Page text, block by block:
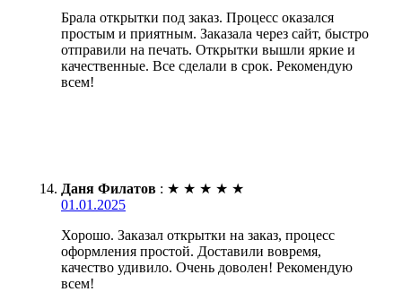
Брала открытки под заказ. Процесс оказался
простым и приятным. Заказала через сайт, быстро
отправили на печать. Открытки вышли яркие и
качественные. Все сделали в срок. Рекомендую
всем!
Даня Филатов : ★ ★ ★ ★ ★
01.01.2025
Хорошо. Заказал открытки на заказ, процесс
оформления простой. Доставили вовремя,
качество удивило. Очень доволен! Рекомендую
всем!